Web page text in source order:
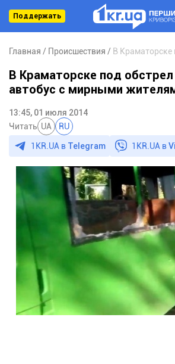
Поддержать
Главная Происшествия
В Краматорске под обстрел
автобус с мирными
13:45, 01 июля 2014
Читать UA RU
1KR.UA в Telegram 1KR.UA в